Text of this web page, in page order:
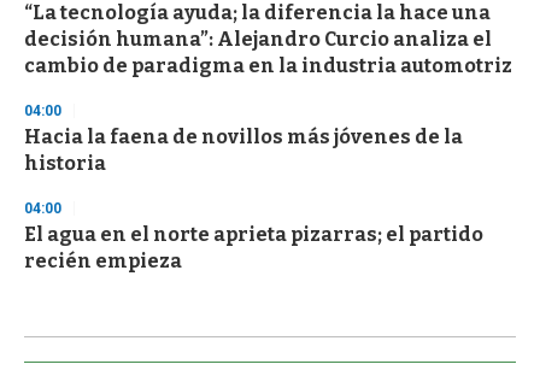
“La tecnología ayuda; la diferencia la hace una
decisión humana”: Alejandro Curcio analiza el
cambio de paradigma en la industria automotriz
04:00
Hacia la faena de novillos más jóvenes de la
historia
04:00
El agua en el norte aprieta pizarras; el partido
recién empieza